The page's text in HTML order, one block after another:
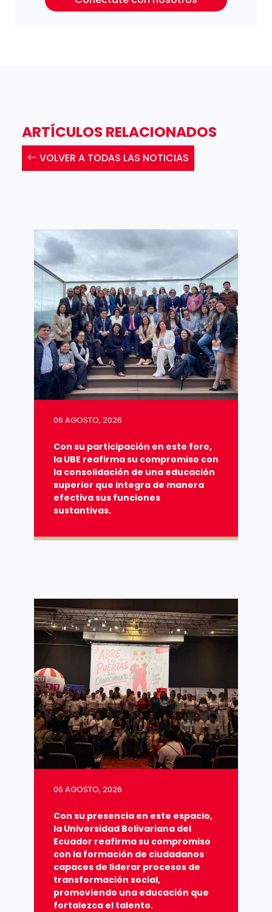
ARTÍCULOS RELACIONADOS
VOLVER A TODAS LAS NOTICIAS
06 AGOSTO, 2026
Con su participación en este foro,
la UBE reafirma su compromiso con
la consolidación de una educación
superior que integra de manera
efectiva sus funciones
sustantivas.
06 AGOSTO, 2026
Con su presencia en este espacio,
la Universidad Bolivariana del
Ecuador reafirma su compromiso
con la formación de ciudadanos
capaces de liderar procesos de
transformación social,
promoviendo una educación que
fortalezca el talento.